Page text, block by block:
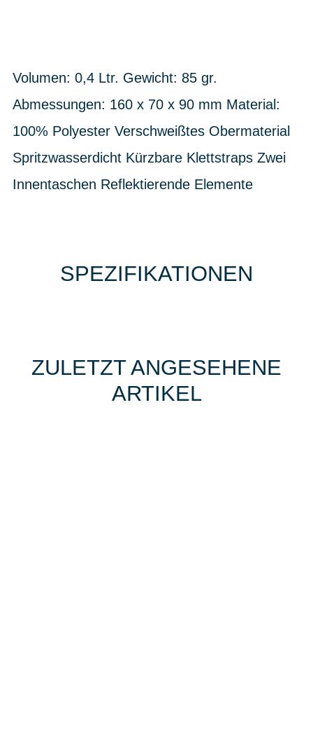
Volumen: 0,4 Ltr. Gewicht: 85 gr.
Abmessungen: 160 x 70 x 90 mm Material:
100% Polyester Verschweißtes Obermaterial
Spritzwasserdicht Kürzbare Klettstraps Zwei
Innentaschen Reflektierende Elemente
SPEZIFIKATIONEN
ZULETZT ANGESEHENE
ARTIKEL